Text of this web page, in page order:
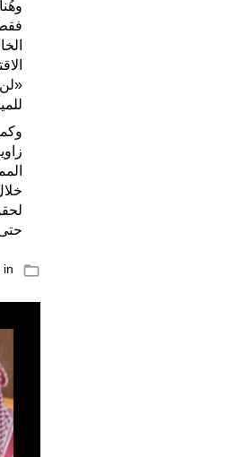
folder_open